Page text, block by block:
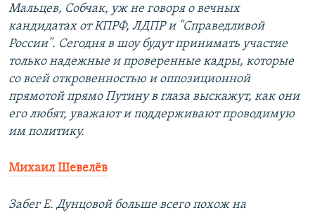
Мальцев, Собчак, уж не говоря о вечных
кандидатах от КПРФ, ЛДПР и "Справедливой
России". Сегодня в шоу будут принимать участие
только надежные и проверенные кадры, которые
со всей откровенностью и оппозиционной
прямотой прямо Путину в глаза выскажут, как они
его любят, уважают и поддерживают проводимую
им политику.
Михаил Шевелёв
Забег Е. Дунцовой больше всего похож на